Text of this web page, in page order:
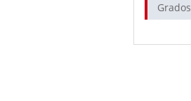
Grados